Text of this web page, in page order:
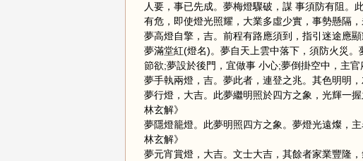
人要，事已先成。夢梅燈驟破，謀 事須防有阻。
有危，即使燈光照耀，大業多虛少實，事勢懸隔
夢高燈自擎，吉。前程有路應須到，指引迷途應
夢滿堂紅(燈名)。夢自天上雲中落下，須防火災
節欲;夢設於後門，宜做事 小心;夢倒掛空中，主
夢手執兩燈，吉。夢此者，連登之兆。其色明明
夢行燈，大吉。此夢繼明照於四方之象，光輝一
林玄解》
夢隱燈籠燈。此夢明照四方之象。夢燈光遠燦，
林玄解》
夢元宵賞燈，大吉。文士大吉，其餘者家業豐隆